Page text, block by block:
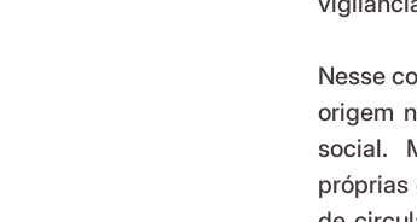
Nesse
origem
social.